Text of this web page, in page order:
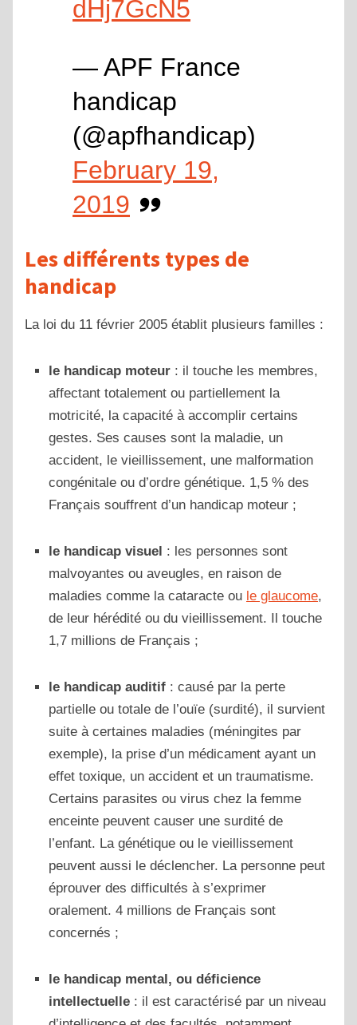
dHj7GcN5
— APF France
handicap
(@apfhandicap)
February 19,
2019
Les différents types de
handicap
La loi du 11 février 2005 établit plusieurs familles :
le handicap moteur : il touche les membres,
affectant totalement ou partiellement la
motricité, la capacité à accomplir certains
gestes. Ses causes sont la maladie, un
accident, le vieillissement, une malformation
congénitale ou d’ordre génétique. 1,5 % des
Français souffrent d’un handicap moteur ;
le handicap visuel : les personnes sont
malvoyantes ou aveugles, en raison de
maladies comme la cataracte ou le glaucome,
de leur hérédité ou du vieillissement. Il touche
1,7 millions de Français ;
le handicap auditif : causé par la perte
partielle ou totale de l’ouïe (surdité), il survient
suite à certaines maladies (méningites par
exemple), la prise d’un médicament ayant un
effet toxique, un accident et un traumatisme.
Certains parasites ou virus chez la femme
enceinte peuvent causer une surdité de
l’enfant. La génétique ou le vieillissement
peuvent aussi le déclencher. La personne peut
éprouver des difficultés à s’exprimer
oralement. 4 millions de Français sont
concernés ;
le handicap mental, ou déficience
intellectuelle : il est caractérisé par un niveau